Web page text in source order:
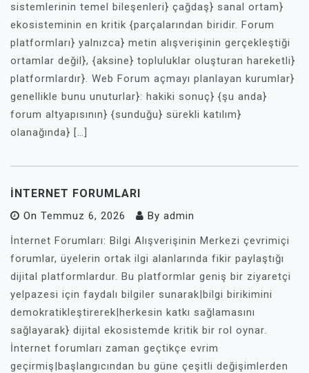
sistemlerinin temel bileşenleri} çağdaş} sanal ortam}
ekosisteminin en kritik {parçalarından biridir. Forum
platformları} yalnızca} metin alışverişinin gerçekleştiği
ortamlar değil}, {aksine} topluluklar oluşturan hareketli}
platformlardır}. Web Forum açmayı planlayan kurumlar}
genellikle bunu unuturlar}: hakiki sonuç} {şu anda}
forum altyapısının} {sunduğu} sürekli katılım}
olanağında} […]
INTERNET FORUMLARI
On Temmuz 6, 2026 By admin
İnternet Forumları: Bilgi Alışverişinin Merkezi çevrimiçi
forumlar, üyelerin ortak ilgi alanlarında fikir paylaştığı
dijital platformlardur. Bu platformlar geniş bir ziyaretçi
yelpazesi için faydalı bilgiler sunarak|bilgi birikimini
demokratikleştirerek|herkesin katkı sağlamasını
sağlayarak} dijital ekosistemde kritik bir rol oynar.
İnternet forumları zaman geçtikçe evrim
geçirmiş|başlangıcından bu güne çeşitli değişimlerden